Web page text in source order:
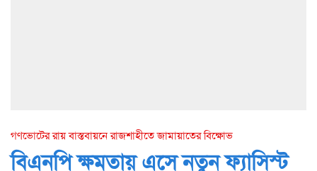
গণভোটের রায় বাস্তবায়নে রাজশাহীতে জামায়াতের বিক্ষোভ
বিএনপি ক্ষমতায় এসে নতুন ফ্যাসিস্ট